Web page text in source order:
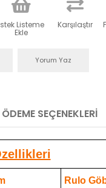
Listeme
Ekle
Karşılaştır
Yorum Yaz
ÖDEME SEÇENEKLERI
Rulo